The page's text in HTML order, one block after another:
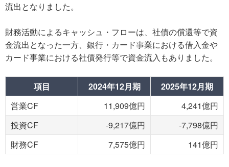
流出となりました。
財務活動によるキャッシュ・フローは、社債の償還等で資
金流出となった一方、銀行・カード事業における借入金や
カード事業における社債発行等で資金流入もありました。
項目 2024年12月期
2025年12月期
営業CF
11,909億円
4,241億円
投資CF
-9,217億円
-7,798億円
財務CF
7,575億円 141億円